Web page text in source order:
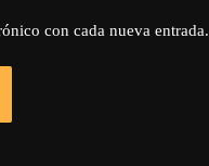
con cada nueva entrada.